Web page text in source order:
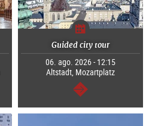
Guided city tour
06. ago. 2026 - 12:15
Altstadt, Mozartplatz
segue